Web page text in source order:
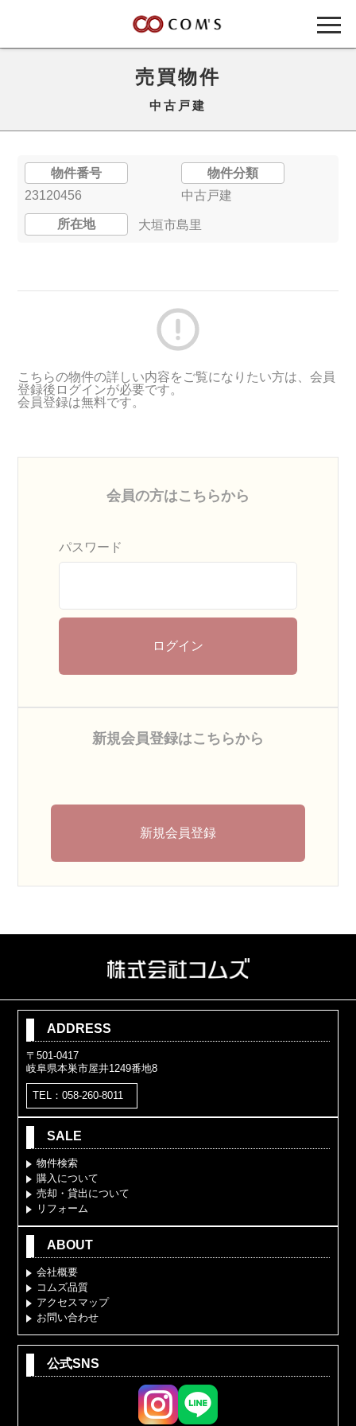
売買物件
中古戸建
物件番号
23120456
物件分類
中古戸建
所在地 大垣市島里
こちらの物件の詳しい内容をご覧になりたい方は、会員
登録後ログインが必要です。
会員登録は無料です。
会員の方はこちらから
パスワード
ログイン
新規会員登録はこちらから
新規会員登録
ADDRESS
〒501-0417
岐阜県本巣市屋井1249番地8
TEL：058-260-8011
SALE
物件検索
購入について
売却・貸出について
リフォーム
ABOUT
会社概要
コムズ品質
アクセスマップ
お問い合わせ
公式SNS